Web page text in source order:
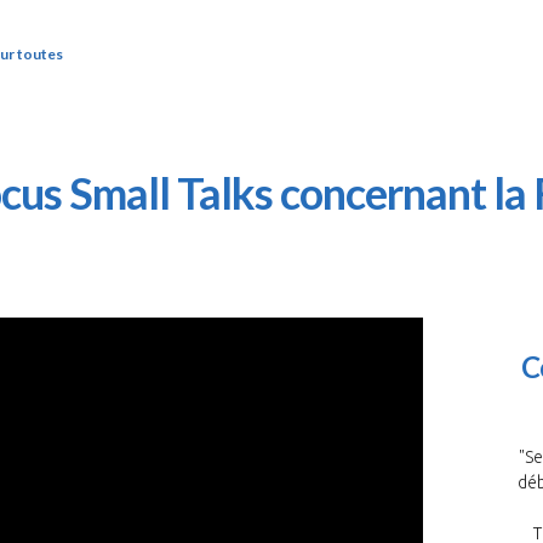
toutes
Small Talks concernant la